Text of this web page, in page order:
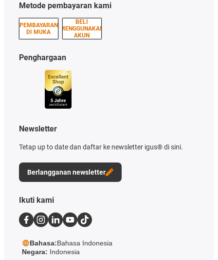
Metode pembayaran kami
PEMBAYARAN
DI MUKA
BELI
MENGGUNAKAN
AKUN
Penghargaan
Newsletter
Tetap up to date dan daftar ke newsletter igus® di sini.
Berlangganan newsletter
Ikuti kami
Bahasa:Bahasa Indonesia
Negara: Indonesia